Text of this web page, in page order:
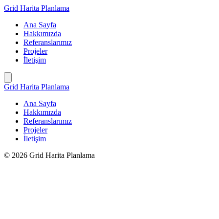
İçeriğe
Grid Harita Planlama
Ana Sayfa
Hakkımızda
Referanslarımız
Projeler
İletişim
Grid Harita Planlama
Ana Sayfa
Hakkımızda
Referanslarımız
Projeler
İletişim
© 2026 Grid Harita Planlama